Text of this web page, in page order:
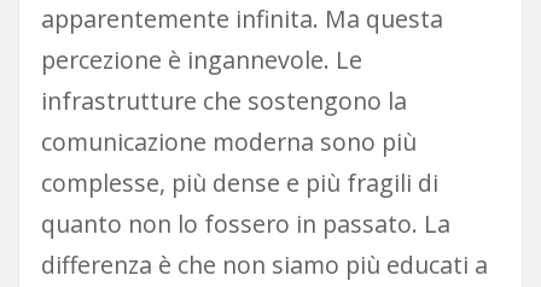
apparentemente infinita. Ma questa
percezione è ingannevole. Le
infrastrutture che sostengono la
comunicazione moderna sono più
complesse, più dense e più fragili di
quanto non lo fossero in passato. La
differenza è che non siamo più educati a